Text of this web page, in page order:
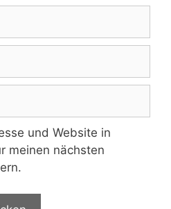
und Website in
meinen nächsten